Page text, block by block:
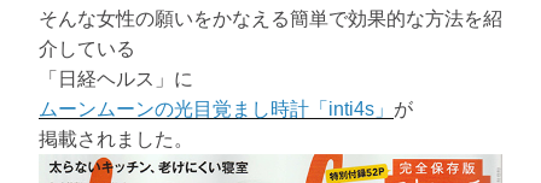
そんな女性の願いをかなえる簡単で効果的な方法を紹
介している
「日経ヘルス」に
ムーンムーンの光目覚まし時計「inti4s」 が
掲載されました。